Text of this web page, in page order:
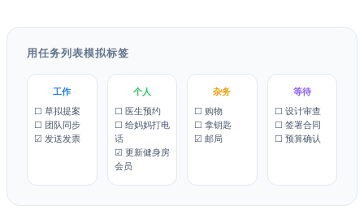
用任务列表模拟标签
工作
☐ 草拟提案
☐ 团队同步
☑ 发送发票
个人
☐ 医生预约
☐ 给妈妈打电
话
☑ 更新健身房
会员
杂务
☐ 购物
☐ 拿钥匙
☑ 邮局
等待
☐ 设计审查
☐ 签署合同
☐ 预算确认